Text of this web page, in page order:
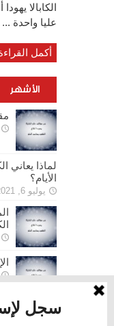
الكابالا
عليا واحدة ...
أكمل
الأشهر
لماذا يعاني
الأيام؟
يوليو 6, 2021